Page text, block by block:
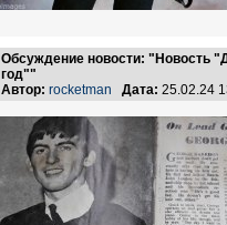
Обсуждение новости: "Новость
год""
Автор: rocketman Дата: 25.02.24